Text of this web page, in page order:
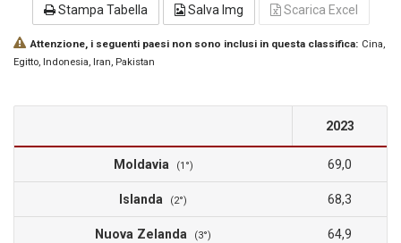
Stampa Tabella Salva Img Scarica Excel
Attenzione, i seguenti paesi non sono inclusi in questa classifica: Cina,
Egitto, Indonesia, Iran, Pakistan
2023
Moldavia (1°) 69,0
Islanda (2°) 68,3
Nuova Zelanda (3°) 64,9